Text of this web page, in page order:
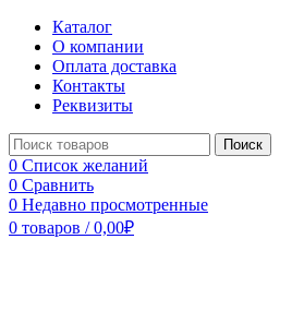
Каталог
О компании
Оплата доставка
Контакты
Реквизиты
Поиск
0 Список желаний
0 Сравнить
0 Недавно просмотренные
0 товаров / 0,00₽